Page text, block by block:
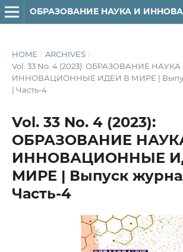
HOME / ARCHIVES /
Vol. 33 No. 4 (2023): ОБРАЗОВАНИЕ НАУКА
ИННОВАЦИОННЫЕ ИДЕИ В МИРЕ |
| Часть-4
Vol. 33 No. 4 (2023):
ОБРАЗОВАНИЕ
ИННОВАЦИОННЫЕ
МИРЕ | Выпуск
Часть-4